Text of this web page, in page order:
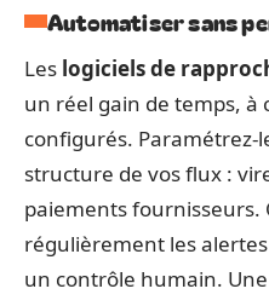
Automatiser sans
Les logiciels de
un réel gain de temps, à
configurés. Paramétrez-
structure de vos flux :
paiements fournisseurs.
régulièrement les
un contrôle humain.